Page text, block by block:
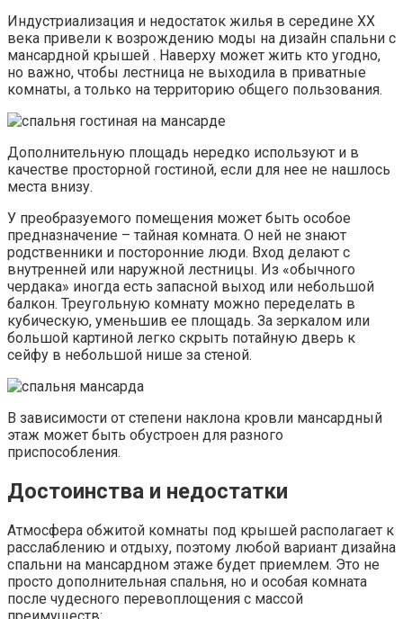
Индустриализация и недостаток жилья в середине ХХ
века привели к возрождению моды на дизайн спальни с
мансардной крышей . Наверху может жить кто угодно,
но важно, чтобы лестница не выходила в приватные
комнаты, а только на территорию общего пользования.
Дополнительную площадь нередко используют и в
качестве просторной гостиной, если для нее не нашлось
места внизу.
У преобразуемого помещения может быть особое
предназначение – тайная комната. О ней не знают
родственники и посторонние люди. Вход делают с
внутренней или наружной лестницы. Из «обычного
чердака» иногда есть запасной выход или небольшой
балкон. Треугольную комнату можно переделать в
кубическую, уменьшив ее площадь. За зеркалом или
большой картиной легко скрыть потайную дверь к
сейфу в небольшой нише за стеной.
В зависимости от степени наклона кровли мансардный
этаж может быть обустроен для разного
приспособления.
Достоинства и недостатки
Атмосфера обжитой комнаты под крышей располагает к
расслаблению и отдыху, поэтому любой вариант дизайна
спальни на мансардном этаже будет приемлем. Это не
просто дополнительная спальня, но и особая комната
после чудесного перевоплощения с массой